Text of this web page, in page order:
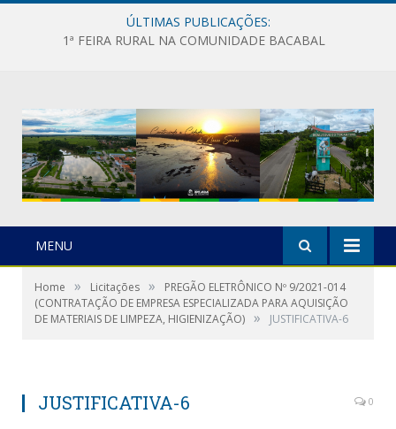
ÚLTIMAS PUBLICAÇÕES:
1ª FEIRA RURAL NA COMUNIDADE BACABAL
MENU
Home » Licitações »
PREGÃO ELETRÔNICO Nº 9/2021-014
(CONTRATAÇÃO DE EMPRESA ESPECIALIZADA PARA AQUISIÇÃO
DE MATERIAIS DE LIMPEZA, HIGIENIZAÇÃO) » JUSTIFICATIVA-6
JUSTIFICATIVA-6 0